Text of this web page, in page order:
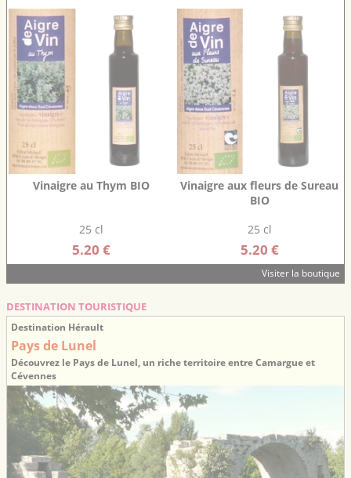
Vinaigre au Thym BIO
25 cl
5.20 €
Vinaigre aux fleurs de Sureau
BIO
25 cl
5.20 €
Visiter la boutique
DESTINATION TOURISTIQUE
Destination Hérault
Pays de Lunel
Découvrez le Pays de Lunel, un riche territoire entre Camargue et
Cévennes